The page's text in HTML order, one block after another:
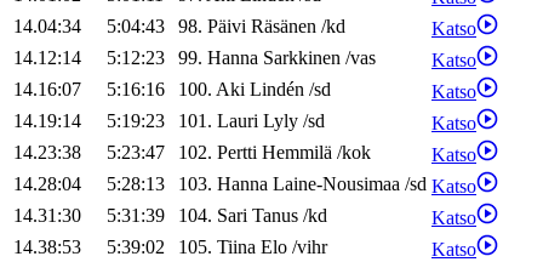
14.04:34
5:04:43 98. Päivi Räsänen /kd
Katso
14.12:14
5:12:23 99. Hanna Sarkkinen /vas
Katso
14.16:07
5:16:16 100. Aki Lindén /sd
Katso
14.19:14
5:19:23 101. Lauri Lyly /sd
Katso
14.23:38
5:23:47 102. Pertti Hemmilä /kok
Katso
14.28:04
5:28:13 103. Hanna Laine-Nousimaa /sd Katso
14.31:30
5:31:39 104. Sari Tanus /kd
Katso
14.38:53
5:39:02 105. Tiina Elo /vihr
Katso